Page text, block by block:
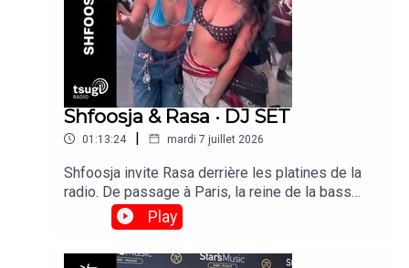
Shfoosja & Rasa · DJ SET
01:13:24 | mardi 7 juillet 2026
Shfoosja invite Rasa derrière les platines de la
radio. De passage à Paris, la reine de la bass
music de Bangalore, s'impose comme l'une des
DJ indiennes les plus en vue à l'international.
Play